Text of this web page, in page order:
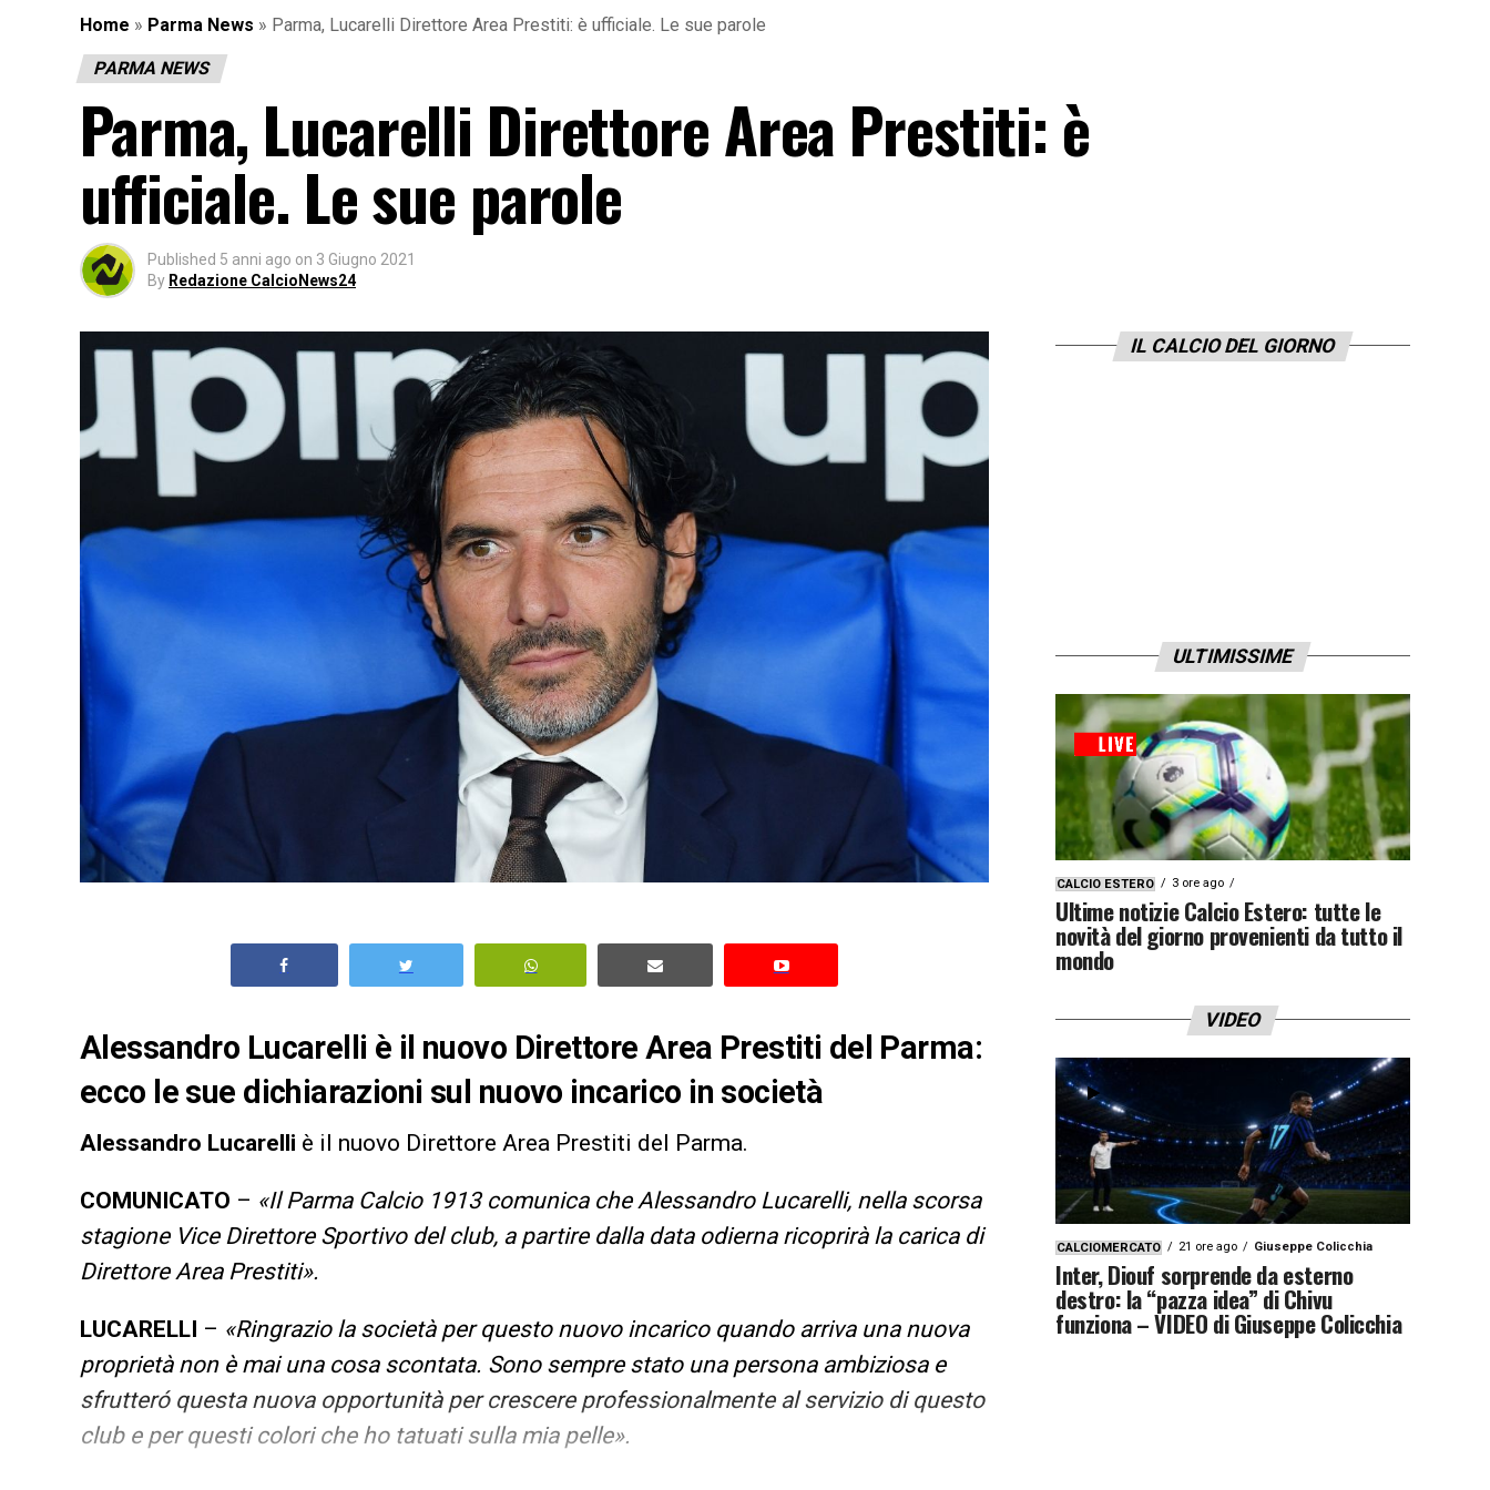
Home » Parma News » Parma, Lucarelli Direttore Area Prestiti: è ufficiale. Le sue parole
PARMA NEWS
Parma, Lucarelli Direttore Area Prestiti: è
ufficiale. Le sue parole
Published 5 anni ago on 3 Giugno 2021
By Redazione CalcioNews24
Alessandro Lucarelli è il nuovo Direttore Area Prestiti del Parma:
ecco le sue dichiarazioni sul nuovo incarico in società
Alessandro Lucarelli è il nuovo Direttore Area Prestiti del Parma.
COMUNICATO – «Il Parma Calcio 1913 comunica che Alessandro Lucarelli, nella scorsa
stagione Vice Direttore Sportivo del club, a partire dalla data odierna ricoprirà la carica di
Direttore Area Prestiti».
LUCARELLI – «Ringrazio la società per questo nuovo incarico quando arriva una nuova
proprietà non è mai una cosa scontata. Sono sempre stato una persona ambiziosa e
sfrutteró questa nuova opportunità per crescere professionalmente al servizio di questo
club e per questi colori che ho tatuati sulla mia pelle».
IL CALCIO DEL GIORNO
ULTIMISSIME
CALCIO ESTERO 3 ore ago
Ultime notizie Calcio Estero: tutte le
novità del giorno provenienti da tutto il
mondo
VIDEO
CALCIOMERCATO 21 ore ago Giuseppe Colicchia
Inter, Diouf sorprende da esterno
destro: la “pazza idea” di Chivu
funziona – VIDEO di Giuseppe Colicchia